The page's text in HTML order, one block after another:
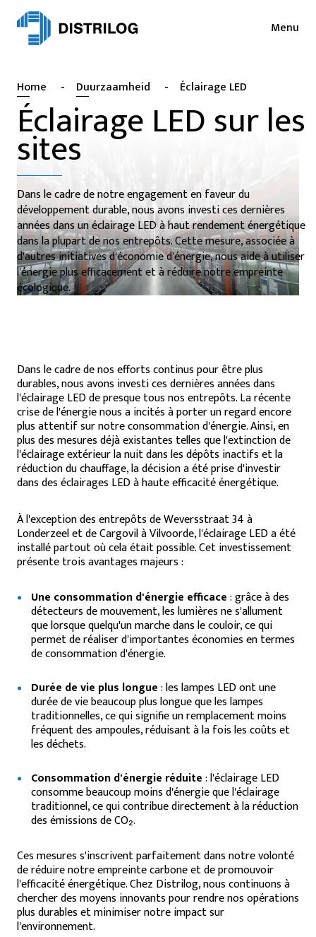
Actualités
Login
Menu
Secteurs
Collaborations
Emploi
Distrilog
Contact
Home - Duurzaamheid - Éclairage LED
Éclairage LED sur les
sites
Dans le cadre de notre engagement en faveur du
développement durable, nous avons investi ces dernières
années dans un éclairage LED à haut rendement énergétique
dans la plupart de nos entrepôts. Cette mesure, associée à
d'autres initiatives d'économie d'énergie, nous aide à utiliser
l'énergie plus efficacement et à réduire notre empreinte
écologique.
Dans le cadre de nos efforts continus pour être plus
durables, nous avons investi ces dernières années dans
l'éclairage LED de presque tous nos entrepôts. La récente
crise de l'énergie nous a incités à porter un regard encore
plus attentif sur notre consommation d'énergie. Ainsi, en
plus des mesures déjà existantes telles que l'extinction de
l'éclairage extérieur la nuit dans les dépôts inactifs et la
réduction du chauffage, la décision a été prise d'investir
dans des éclairages LED à haute efficacité énergétique.
À l'exception des entrepôts de Weversstraat 34 à
Londerzeel et de Cargovil à Vilvoorde, l'éclairage LED a été
installé partout où cela était possible. Cet investissement
présente trois avantages majeurs :
Une consommation d'énergie efficace: grâce à des
détecteurs de mouvement, les lumières ne s'allument
que lorsque quelqu'un marche dans le couloir, ce qui
permet de réaliser d'importantes économies en termes
de consommation d'énergie.
Durée de vie plus longue: les lampes LED ont une
durée de vie beaucoup plus longue que les lampes
traditionnelles, ce qui signifie un remplacement moins
fréquent des ampoules, réduisant à la fois les coûts et
les déchets.
Consommation d'énergie réduite: l'éclairage LED
consomme beaucoup moins d'énergie que l'éclairage
traditionnel, ce qui contribue directement à la réduction
des émissions de CO₂.
Ces mesures s'inscrivent parfaitement dans notre volonté
de réduire notre empreinte carbone et de promouvoir
l'efficacité énergétique. Chez Distrilog, nous continuons à
chercher des moyens innovants pour rendre nos opérations
plus durables et minimiser notre impact sur
l'environnement.